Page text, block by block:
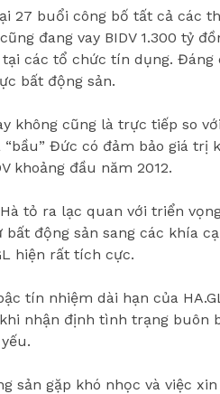
27 buổi công bố tất cả các
đang vay BIDV 1.300 tỷ
các tổ chức tín dụng. Đáng
bất động sản.
không cũng là trực tiếp so
Đức có đảm bảo giá trị
khoảng đầu năm 2012.
tỏ ra lạc quan với triển
động sản sang các khía
hiện rất tích cực.
tín nhiệm dài hạn của
nhận định tình trạng buôn
sản gặp khó nhọc và việc